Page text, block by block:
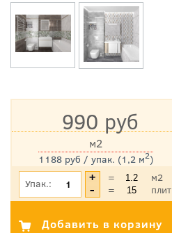
990 руб
1188 руб / упак. (1,2 м2)
м2
*Цена указана с учетом НДС
Упак.: =
м2
=
плит